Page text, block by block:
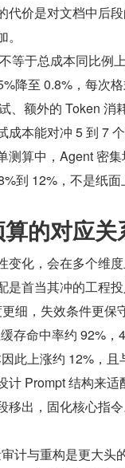
代价是对文档中后
等于总成本同比例
降至 0.8%，每次
、额外的 Token 消
成本能对冲 5 到 7
测算中，Agent 密
到 12%，不是纸面
的对应关
变化，会在多个维度
是首当其冲的工程
细，失效条件更保
存命中率约 92%，
此上涨约 12%，且
计 Prompt 结构来
移出，固化核心指
计与重构是更大头